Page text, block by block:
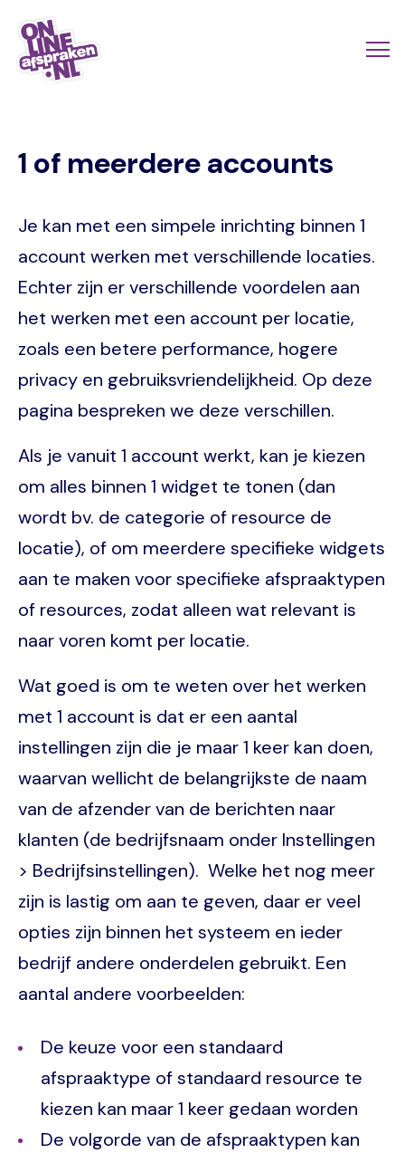
Skip
main
1 of meerdere accounts
Je kan met een simpele inrichting binnen 1
account werken met verschillende locaties.
Echter zijn er verschillende voordelen aan
het werken met een account per locatie,
zoals een betere performance, hogere
privacy en gebruiksvriendelijkheid. Op deze
pagina bespreken we deze verschillen.
Als je vanuit 1 account werkt, kan je kiezen
om alles binnen 1 widget te tonen (dan
wordt bv. de categorie of resource de
locatie), of om meerdere specifieke widgets
aan te maken voor specifieke afspraaktypen
of resources, zodat alleen wat relevant is
naar voren komt per locatie.
Wat goed is om te weten over het werken
met 1 account is dat er een aantal
instellingen zijn die je maar 1 keer kan doen,
waarvan wellicht de belangrijkste de naam
van de afzender van de berichten naar
klanten (de bedrijfsnaam onder Instellingen
> Bedrijfsinstellingen). Welke het nog meer
zijn is lastig om aan te geven, daar er veel
opties zijn binnen het systeem en ieder
bedrijf andere onderdelen gebruikt. Een
aantal andere voorbeelden:
De keuze voor een standaard
afspraaktype of standaard resource te
kiezen kan maar 1 keer gedaan worden
De volgorde van de afspraaktypen kan